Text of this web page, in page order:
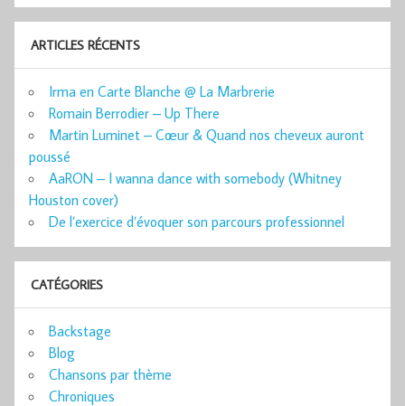
ARTICLES RÉCENTS
Irma en Carte Blanche @ La Marbrerie
Romain Berrodier – Up There
Martin Luminet – Cœur & Quand nos cheveux auront
poussé
AaRON – I wanna dance with somebody (Whitney
Houston cover)
De l’exercice d’évoquer son parcours professionnel
CATÉGORIES
Backstage
Blog
Chansons par thème
Chroniques